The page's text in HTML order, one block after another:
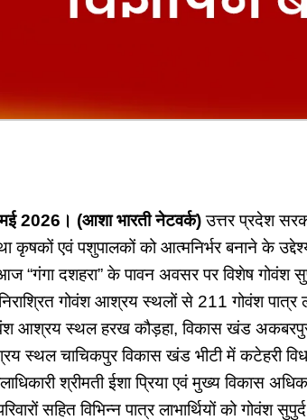
2026। (आशा भारती नेटवर्क)उत्तर प्रदेश
कृषकों एवं पशुपालकों को आत्मनिर्भर बनाने के
“गंगा दशहरा” के पावन अवसर पर विशेष गोवंश
गोवंश आश्रय स्थलों से 211 गोवंश पात्र
आश्रय स्थल हरख कौड़हा, विकास खंड अकबरपुर
स्थल चाचिकपुर विकास खंड भीटी में कटेहरी
श्रीमती ईशा प्रिया एवं मुख्य विकास
सहित विभिन्न पात्र लाभार्थियों को गोवंश